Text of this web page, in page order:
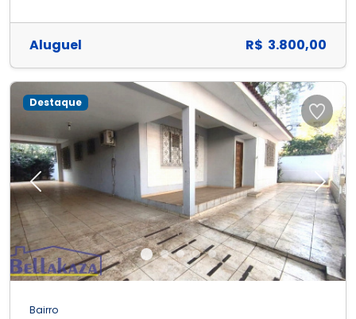
Aluguel R$ 3.800,00
Previous Next
Destaque
Bairro